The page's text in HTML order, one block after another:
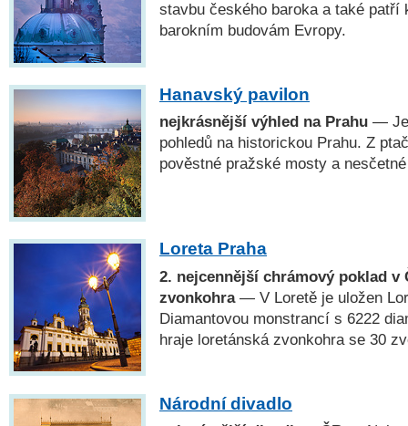
stavbu českého baroka a také patří
barokním budovám Evropy.
Hanavský pavilon
nejkrásnější výhled na Prahu —
pohledů na historickou Prahu. Z
pověstné pražské mosty a
Loreta Praha
2. nejcennější chrámový poklad v
zvonkohra — V Loretě je uložen
Diamantovou monstrancí s 6222
hraje loretánská zvonkohra se 30
Národní divadlo